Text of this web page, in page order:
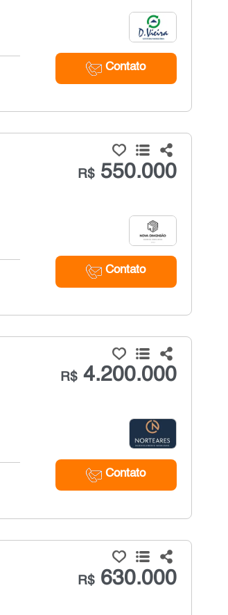
Contato
R$550.000
Contato
R$4.200.000
Contato
R$630.000